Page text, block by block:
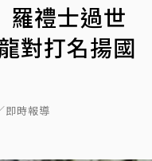
羅禮士過世
對打名揚國
即時報導